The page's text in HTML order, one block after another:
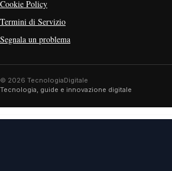
Cookie Policy
Termini di Servizio
Segnala un problema
© 2026 TecnologiaDigitale
Tecnologia, guide e innovazione digitale